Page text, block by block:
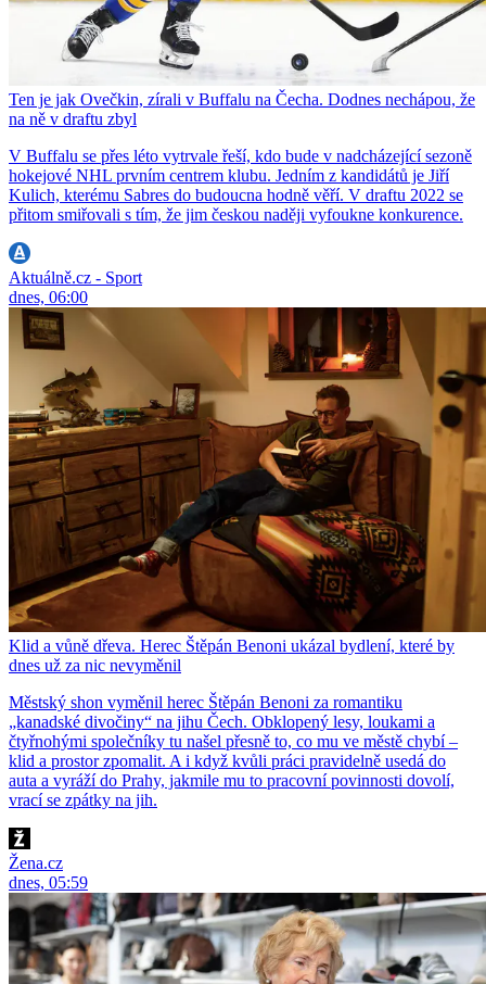
Ten je jak Ovečkin, zírali v Buffalu na Čecha. Dodnes nechápou, že
na ně v draftu zbyl
V Buffalu se přes léto vytrvale řeší, kdo bude v nadcházející sezoně
hokejové NHL prvním centrem klubu. Jedním z kandidátů je Jiří
Kulich, kterému Sabres do budoucna hodně věří. V draftu 2022 se
přitom smiřovali s tím, že jim českou naději vyfoukne konkurence.
Aktuálně.cz - Sport
dnes, 06:00
Klid a vůně dřeva. Herec Štěpán Benoni ukázal bydlení, které by
dnes už za nic nevyměnil
Městský shon vyměnil herec Štěpán Benoni za romantiku
„kanadské divočiny“ na jihu Čech. Obklopený lesy, loukami a
čtyřnohými společníky tu našel přesně to, co mu ve městě chybí –
klid a prostor zpomalit. A i když kvůli práci pravidelně usedá do
auta a vyráží do Prahy, jakmile mu to pracovní povinnosti dovolí,
vrací se zpátky na jih.
Žena.cz
dnes, 05:59